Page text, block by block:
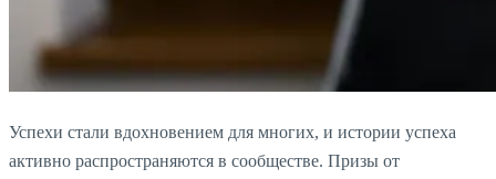
Успехи стали вдохновением для многих, и истории успеха
активно распространяются в сообществе. Призы от